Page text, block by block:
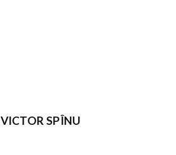
VICTOR SPÎNU